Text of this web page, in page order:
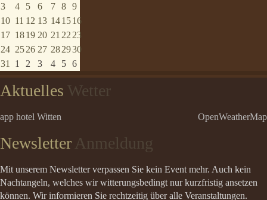
3
4 5 6 7 8 9
10 11 12 13 141516
17 1819 20 21 22 23
24 2526 27 282930
31
1 2 3 4 5 6
Aktuelles Wetter
app hotel Witten OpenWeatherMap
Newsletter Anmeldung
Mit unserem Newsletter verpassen Sie kein Event mehr. Auch kein
Nachtangeln, welches wir witterungsbedingt nur kurzfristig ansetzen
können. Wir informieren Sie rechtzeitig über alle Veranstaltungen.